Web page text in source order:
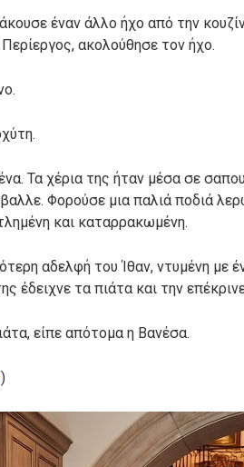
έναν άλλο ήχο από την
ακολούθησε τον ήχο.
Τα χέρια της ήταν μέσα σε
Φορούσε μια παλιά ποδιά
και καταρρακωμένη.
αδελφή του Ίθαν, ντυμένη με
έδειχνε τα πιάτα και την
είπε απότομα η Βανέσα.
)